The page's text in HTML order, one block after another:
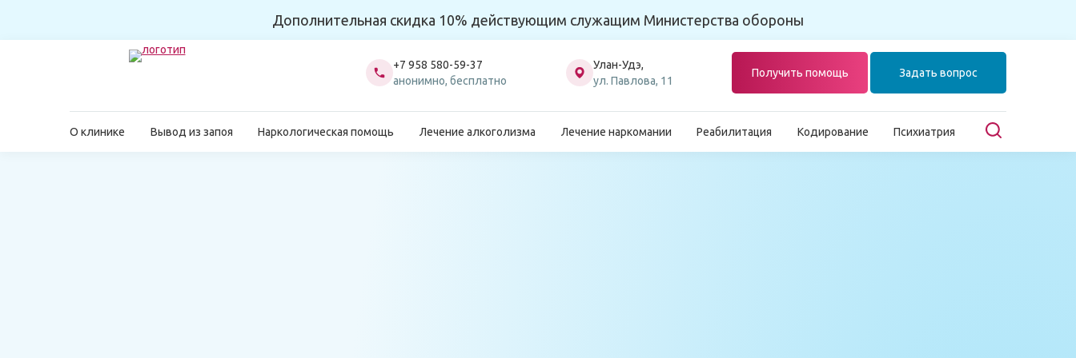
Дополнительная скидка 10% действующим служащим Министерства обороны
+7 958 580-59-37
анонимно, бесплатно
Улан-Удэ,
ул. Павлова, 11
Получить помощь Задать вопрос
О клинике Вывод из запоя Наркологическая помощь Лечение алкоголизма Лечение наркомании Реабилитация Кодирование Психиатрия